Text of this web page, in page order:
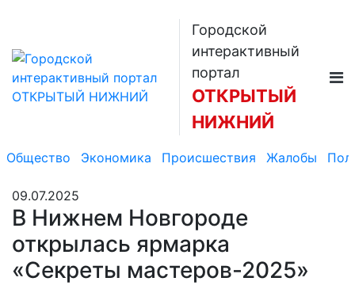
Городской
интерактивный
портал
ОТКРЫТЫЙ
НИЖНИЙ
Общество Экономика Происшествия Жалобы
09.07.2025
В Нижнем Новгороде
открылась ярмарка
«Секреты мастеров-2025»